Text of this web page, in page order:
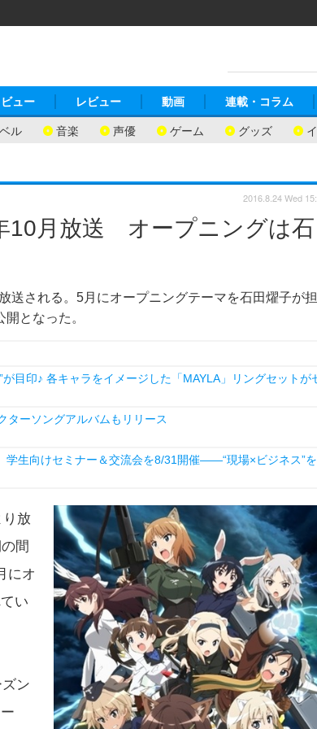
ル 音楽 声優 ゲーム グッズ
ュー レビュー 動画 連載・コラム
10月放送 オープニングは石
送される。5月にオープニングテーマを石田燿子が担
となった。
2016.8.24 Wed
目印♪ 各キャラをイメージした「MAYLA」リングセットが
ターソングアルバムもリリース
学生向けセミナー＆交流会を8/31開催――“現場×ビジネス”を
り放
間
にオ
い
ン